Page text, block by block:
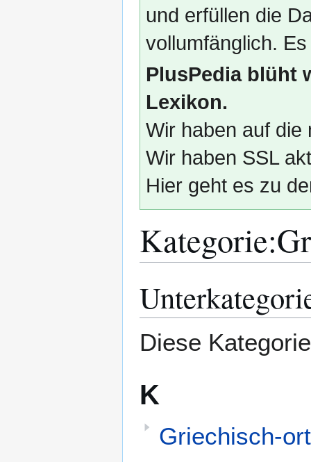
und erfüllen die
vollumfänglich.
PlusPedia blüht
Lexikon.
Wir haben auf die
Wir haben SSL
Hier geht es zu
Kategorie:
Navigation
Suche
Diese
K
Griechisch-